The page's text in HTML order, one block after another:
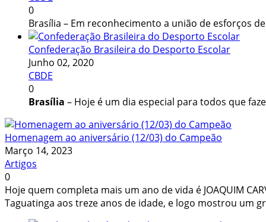
0
Brasília – Em reconhecimento a união de esforços
Confederação Brasileira do Desporto Escolar
Junho 02, 2020
CBDE
0
Brasília – Hoje é um dia especial para todos que
Homenagem ao aniversário (12/03) do Campeão
Março 14, 2023
Artigos
0
Hoje quem completa mais um ano de vida é JOAQUIM
Taguatinga aos treze anos de idade, e logo mostrou um